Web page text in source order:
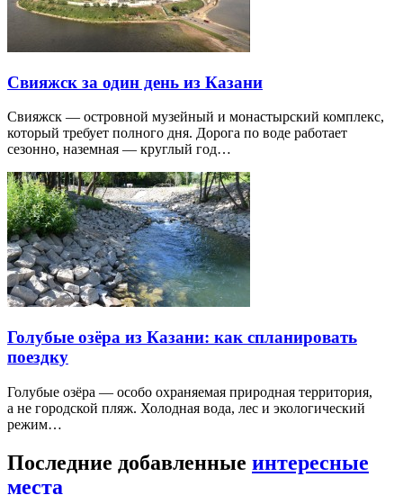
Свияжск за один день из Казани
Свияжск — островной музейный и монастырский комплекс,
который требует полного дня. Дорога по воде работает
сезонно, наземная — круглый год…
Голубые озёра из Казани: как спланировать
поездку
Голубые озёра — особо охраняемая природная территория,
а не городской пляж. Холодная вода, лес и экологический
режим…
Последние добавленные интересные
места